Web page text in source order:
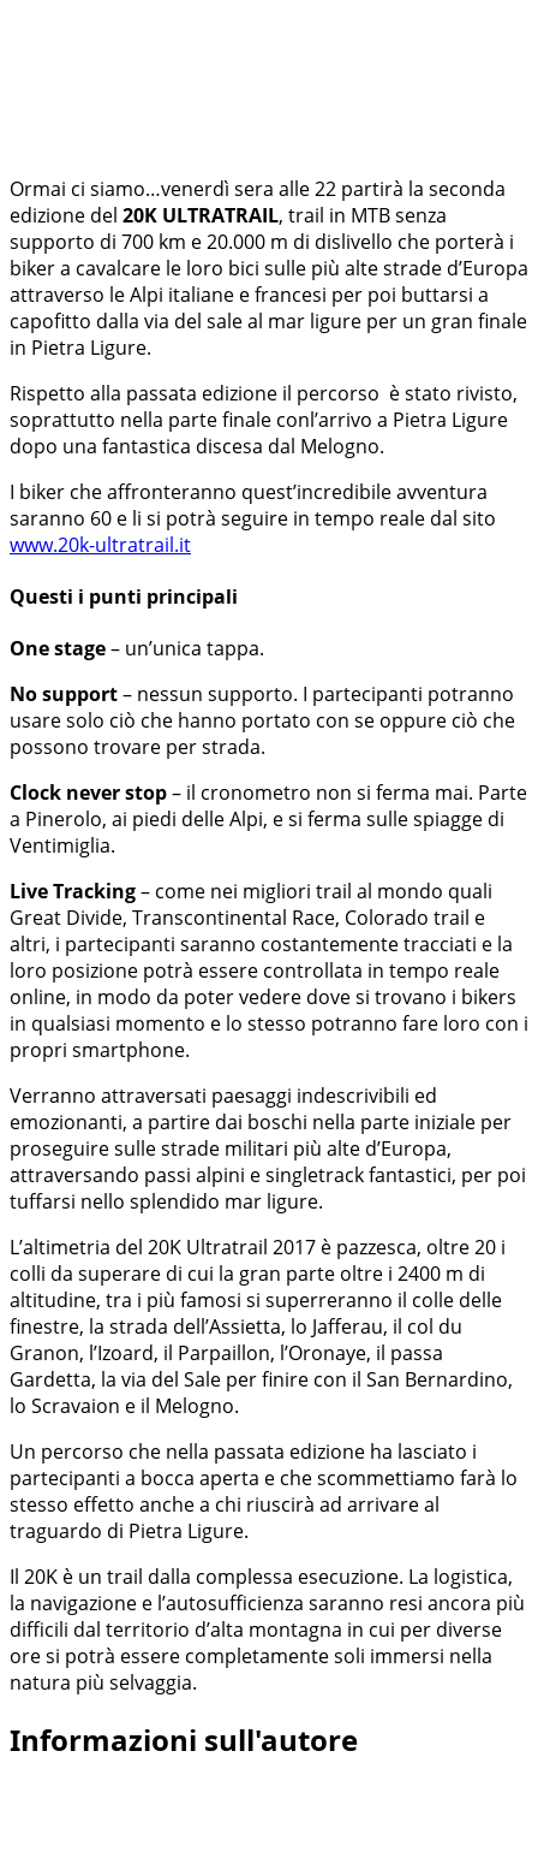
Ormai ci siamo…venerdì sera alle 22 partirà la seconda
edizione del 20K ULTRATRAIL, trail in MTB senza
supporto di 700 km e 20.000 m di dislivello che porterà i
biker a cavalcare le loro bici sulle più alte strade d’Europa
attraverso le Alpi italiane e francesi per poi buttarsi a
capofitto dalla via del sale al mar ligure per un gran finale
in Pietra Ligure.
Rispetto alla passata edizione il percorso è stato rivisto,
soprattutto nella parte finale conl’arrivo a Pietra Ligure
dopo una fantastica discesa dal Melogno.
I biker che affronteranno quest’incredibile avventura
saranno 60 e li si potrà seguire in tempo reale dal sito
www.20k-ultratrail.it
Questi i punti principali
One stage– un’unica tappa.
No support– nessun supporto. I partecipanti potranno
usare solo ciò che hanno portato con se oppure ciò che
possono trovare per strada.
Clock never stop– il cronometro non si ferma mai. Parte
a Pinerolo, ai piedi delle Alpi, e si ferma sulle spiagge di
Ventimiglia.
Live Tracking– come nei migliori trail al mondo quali
Great Divide, Transcontinental Race, Colorado trail e
altri, i partecipanti saranno costantemente tracciati e la
loro posizione potrà essere controllata in tempo reale
online, in modo da poter vedere dove si trovano i bikers
in qualsiasi momento e lo stesso potranno fare loro con i
propri smartphone.
Verranno attraversati paesaggi indescrivibili ed
emozionanti, a partire dai boschi nella parte iniziale per
proseguire sulle strade militari più alte d’Europa,
attraversando passi alpini e singletrack fantastici, per poi
tuffarsi nello splendido mar ligure.
L’altimetria del 20K Ultratrail 2017 è pazzesca, oltre 20 i
colli da superare di cui la gran parte oltre i 2400 m di
altitudine, tra i più famosi si superreranno il colle delle
finestre, la strada dell’Assietta, lo Jafferau, il col du
Granon, l’Izoard, il Parpaillon, l’Oronaye, il passa
Gardetta, la via del Sale per finire con il San Bernardino,
lo Scravaion e il Melogno.
Un percorso che nella passata edizione ha lasciato i
partecipanti a bocca aperta e che scommettiamo farà lo
stesso effetto anche a chi riuscirà ad arrivare al
traguardo di Pietra Ligure.
Il 20K è un trail dalla complessa esecuzione. La logistica,
la navigazione e l’autosufficienza saranno resi ancora più
difficili dal territorio d’alta montagna in cui per diverse
ore si potrà essere completamente soli immersi nella
natura più selvaggia.
Informazioni sull'autore